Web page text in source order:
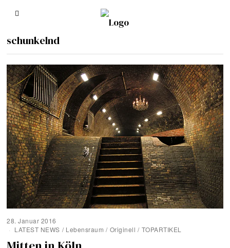
schunkelnd
28. Januar 2016
LATEST NEWS / Lebensraum / Originell / TOPARTIKEL